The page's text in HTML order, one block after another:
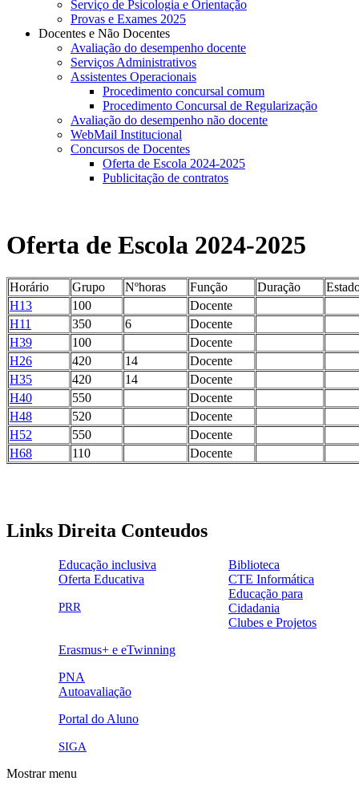
Serviço de Psicologia e Orientação
Provas e Exames 2025
Docentes e Não Docentes
Avaliação do desempenho docente
Serviços Administrativos
Assistentes Operacionais
Procedimento concursal comum
Procedimento Concursal de Regularização
Avaliação do desempenho não docente
WebMail Institucional
Concursos de Docentes
Oferta de Escola 2024-2025
Publicitação de contratos
Oferta de Escola 2024-2025
Horário Grupo Nºhoras Função Duração
H13
100
Docente
H11
350 6
Docente
H39
100
Docente
H26
420 14
Docente
H35
420 14
Docente
H40
550
Docente
H48
520
Docente
H52
550
Docente
H68
110 Docente
Links Direita Conteudos
ensinoinclusivo.png
Educação inclusiva
link1.png
Biblioteca
oferta_edu.png
Oferta Educativa
cte2.png
CTE Informática
selo_importancia_estrategica.png
PRR
logo_epc_2.png
Educação para
Cidadania
Clubes e Projetos
ue.png.png
Erasmus+ e eTwinning
pna.png
PNA
eye-42848_640.png
Autoavaliação
link4.png
Portal do Aluno
SIGA
Mostrar menu